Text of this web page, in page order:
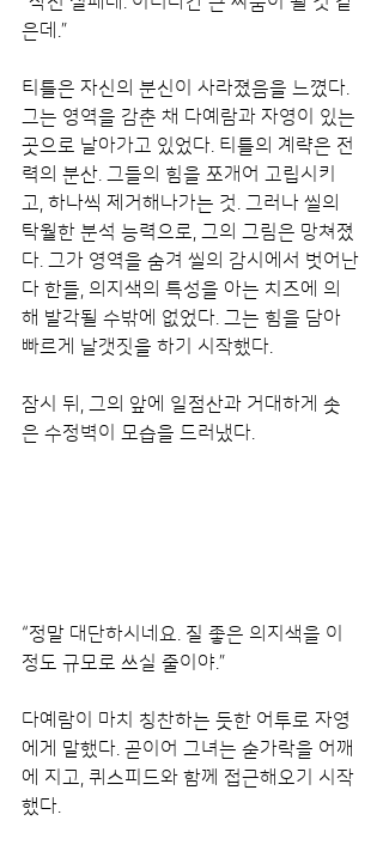
은데.”
티틀은 자신의 분신이 사라졌음을 느꼈다.
그는 영역을 감춘 채 다예람과 자영이 있는
곳으로 날아가고 있었다. 티틀의 계략은 전
력의 분산. 그들의 힘을 쪼개어 고립시키
고, 하나씩 제거해나가는 것. 그러나 씰의
탁월한 분석 능력으로, 그의 그림은 망쳐졌
다. 그가 영역을 숨겨 씰의 감시에서 벗어난
다 한들, 의지색의 특성을 아는 치즈에 의
해 발각될 수밖에 없었다. 그는 힘을 담아
빠르게 날갯짓을 하기 시작했다.
잠시 뒤, 그의 앞에 일점산과 거대하게 솟
은 수정벽이 모습을 드러냈다.
“정말 대단하시네요. 질 좋은 의지색을 이
정도 규모로 쓰실 줄이야.”
다예람이 마치 칭찬하는 듯한 어투로 자영
에게 말했다. 곧이어 그녀는 숟가락을 어깨
에 지고, 퀴스피드와 함께 접근해오기 시작
했다.